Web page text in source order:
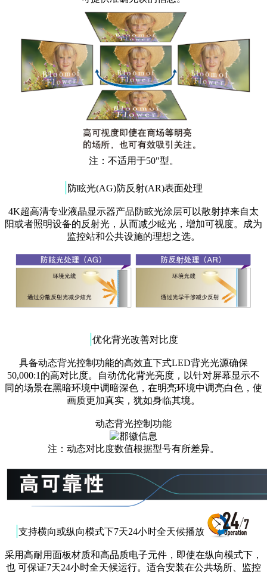
注：不适用于50"型。
|防眩光(AG)防反射(AR)表面处理
4K超高清专业液晶显示器产品防眩光涂层可以散射掉来自太
阳或者照明设备的反射光，从而减少眩光，增加可视度。成为
监控站和公共设施的理想之选。
|优化背光改善对比度
具备动态背光控制功能的高效直下式LED背光光源确保
50,000:1的高对比度。自动优化背光亮度，以针对屏幕显示不
同的场景在黑暗环境中调暗深色，在明亮环境中调亮白色，使
画质更加真实，犹如身临其境。
动态背光控制功能
注：动态对比度数值根据型号有所差异。
|支持横向或纵向模式下7天24小时全天候播放
采用高耐用面板材质和高品质电子元件，即使在纵向模式下，
也 可保证7天24小时全天候运行。适合安装在公共场所、监控